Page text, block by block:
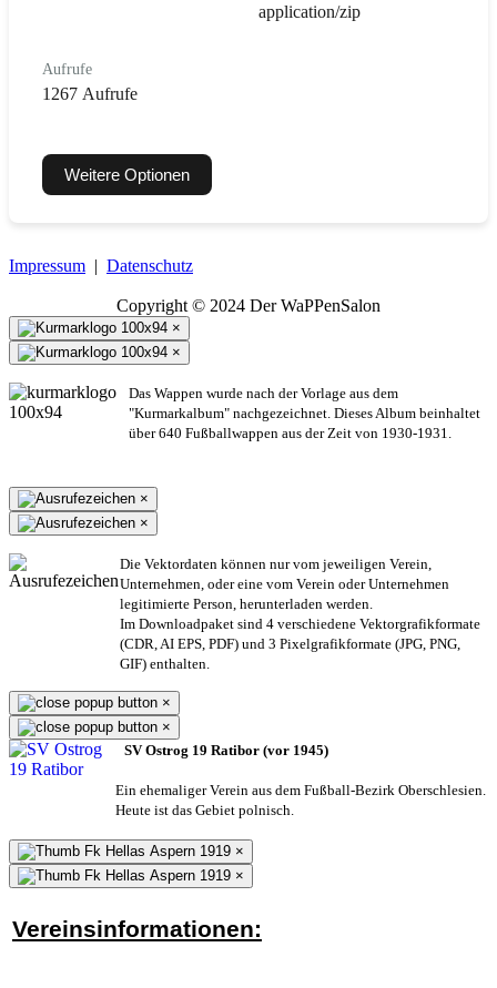
application/zip
Aufrufe
1267 Aufrufe
Weitere Optionen
Impressum | Datenschutz
Copyright © 2024 Der WaPPenSalon
×
×
Das Wappen wurde nach der Vorlage aus dem
"Kurmarkalbum" nachgezeichnet. Dieses Album beinhaltet
über 640 Fußballwappen aus der Zeit von 1930-1931.
×
×
Die Vektordaten können nur vom jeweiligen Verein,
Unternehmen, oder eine vom Verein oder Unternehmen
legitimierte Person, herunterladen werden.
Im Downloadpaket sind 4 verschiedene Vektorgrafikformate
(CDR, AI EPS, PDF) und 3 Pixelgrafikformate (JPG, PNG,
GIF) enthalten.
×
×
SV Ostrog 19 Ratibor (vor 1945)
Ein ehemaliger Verein aus dem Fußball-Bezirk Oberschlesien.
Heute ist das Gebiet polnisch.
×
×
Vereinsinformationen: